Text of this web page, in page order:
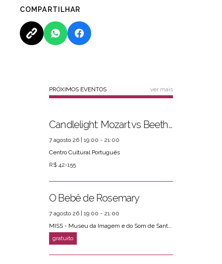
COMPARTILHAR
PRÓXIMOS EVENTOS ver mais
Candlelight: Mozart vs Beethoven
7 agosto 26 | 19:00 - 21:00
Centro Cultural Português
R$ 42-155
O Bebê de Rosemary
7 agosto 26 | 19:00 - 21:00
MISS - Museu da Imagem e do Som de Santos